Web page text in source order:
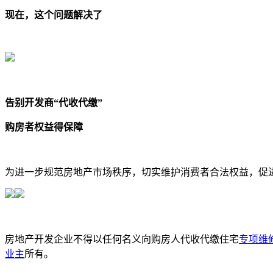
现在，这个问题解决了
告别开发商“代收代缴”
购房者权益得保障
为进一步规范房地产市场秩序，切实维护消费者合法权益，
房地产开发企业不得以任何名义向购房人代收代缴住宅专项维
业主所有。